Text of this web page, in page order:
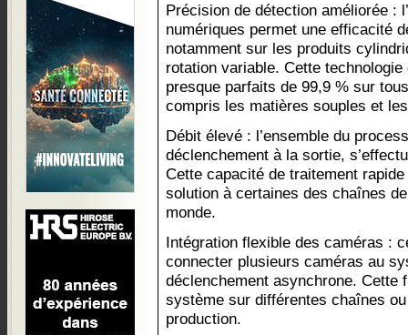
Précision de détection améliorée :
numériques permet une efficacité
notamment sur les produits
rotation variable. Cette
presque parfaits de 99,9 % sur
compris les matières souples et
Débit élevé : l’ensemble du
déclenchement à la sortie,
Cette capacité de traitement
solution à certaines des chaînes
monde.
Intégration flexible des caméras :
connecter plusieurs caméras au
déclenchement asynchrone. Cette
système sur différentes chaînes
production.